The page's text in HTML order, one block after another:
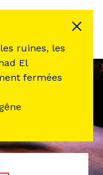
ruines, les
El
fermées